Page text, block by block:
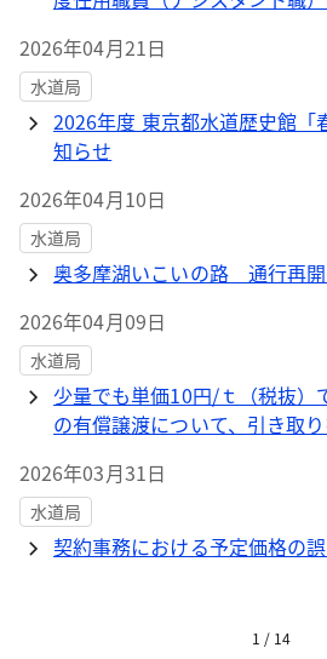
2026年04月21日
水道局
2026年度 東京都水道歴史館「
知らせ
2026年04月10日
水道局
奥多摩湖いこいの路 通行再
2026年04月09日
水道局
少量でも単価10円/ｔ（税抜）
の有償譲渡について、引き取
2026年03月31日
水道局
契約事務における予定価格の
1 / 14